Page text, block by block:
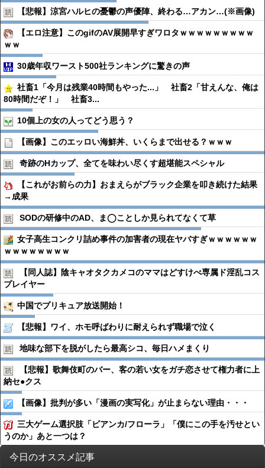
【悲報】涼宮ハルヒの憂鬱の声優陣、終わる…アカン…(※画像)
【エロ注意】このgifのAV展開早すぎワロタｗｗｗｗｗｗｗｗｗ
ｗｗ
30歳年収ワースト500社ランキングに驚きの声
社畜1「今月は残業40時間もやった...」 社畜2「甘えんな、俺は
80時間だぞ！」 社畜3...
10個上の女の人ってどう思う？
【画像】このエッロい海鮮丼、いくらまで出せる？ｗｗｗ
奇跡のHカップ、全てを味わい尽くす超堪能スペシャル
【これがお前らの力】おまえらがブラック企業を叩き続けた結果
→成果
SODの研修中のAD、ま◯ことしか見られてなくて草
女子高生コンクリ詰め事件の加害者の現在ヤバすぎｗｗｗｗｗｗ
ｗｗｗｗｗｗｗｗ
【同人誌】陰キャオタクカメコのママはどすけべ専属ド淫乱コス
プレイヤー
中国でプリキュア放送開始！
【悲報】ワイ、ホモ呼ばわりに耐えられず職場で泣く
地味な部下を脱がしたら最高シコ、毎日ハメまくり
【悲報】歌舞伎町のバー、客の若い女をガチ恋させて権力者に上
納セ●︎クス
【画像】批判が多い「漫画の実写化」が止まらない理由・・・
三大ゲーム選択肢「ビアンカ/フローラ」「僕にこの手を汚せとい
うのか」あと一つは？
今日のオススメ記事